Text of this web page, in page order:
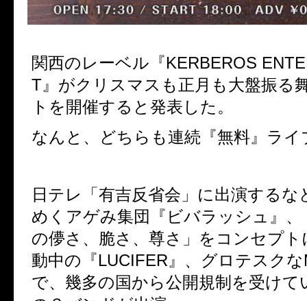
関西のレーベル『KERBEROS
T』がクリスマスも正月も大盤振る
トを開催すると発表した。
なんと、どちらも連続『無料』ラ
日テレ「有吉反省会」に出演するな
めくアゲみ集団『ビバラッシュ』、
の儚さ、脆さ、尊さ」をコンセプト
動中の『LUCIFER』、グロテスク
で、幾多の国から公開規制を受けて